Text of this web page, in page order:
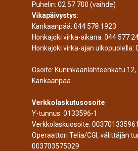
Puhelin: 02 57 700 (vaihde)
Vikapäivystys:
Kankaanpää: 044 578 1923
Honkajoki virka-aikana: 044 577
Honkajoki virka-ajan ulkopuolella:
Osoite: Kuninkaanlähteenkatu 12,
Kankaanpää
Verkkolaskutusosoite
Y-tunnus: 0133596-1
Verkkolaskuosoite: 003701335961
Operaattori Telia/CGI, välittäjän
003703575029